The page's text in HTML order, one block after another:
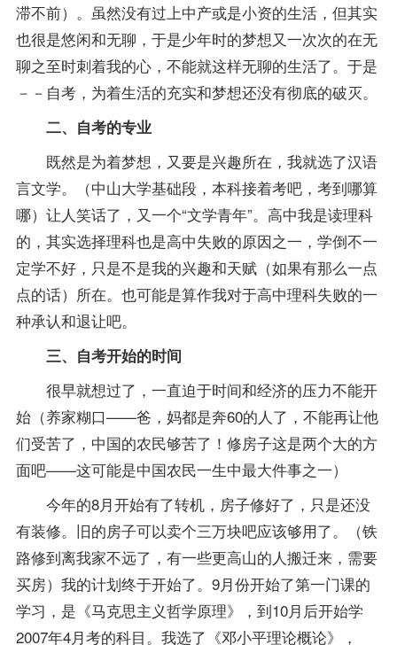
滞不前）。虽然没有过上中产或是小资的生活，但其实
也很是悠闲和无聊，于是少年时的梦想又一次次的在无
聊之至时刺着我的心，不能就这样无聊的生活了。于是
－－自考，为着生活的充实和梦想还没有彻底的破灭。
二、自考的专业
既然是为着梦想，又要是兴趣所在，我就选了汉语
言文学。（中山大学基础段，本科接着考吧，考到哪算
哪）让人笑话了，又一个“文学青年”。高中我是读理科
的，其实选择理科也是高中失败的原因之一，学倒不一
定学不好，只是不是我的兴趣和天赋（如果有那么一点
点的话）所在。也可能是算作我对于高中理科失败的一
种承认和退让吧。
三、自考开始的时间
很早就想过了，一直迫于时间和经济的压力不能开
始（养家糊口——爸，妈都是奔60的人了，不能再让他
们受苦了，中国的农民够苦了！修房子这是两个大的方
面吧——这可能是中国农民一生中最大件事之一）
今年的8月开始有了转机，房子修好了，只是还没
有装修。旧的房子可以卖个三万块吧应该够用了。（铁
路修到离我家不远了，有一些更高山的人搬迁来，需要
买房）我的计划终于开始了。9月份开始了第一门课的
学习，是《马克思主义哲学原理》，到10月后开始学
2007年4月考的科目。我选了《邓小平理论概论》，